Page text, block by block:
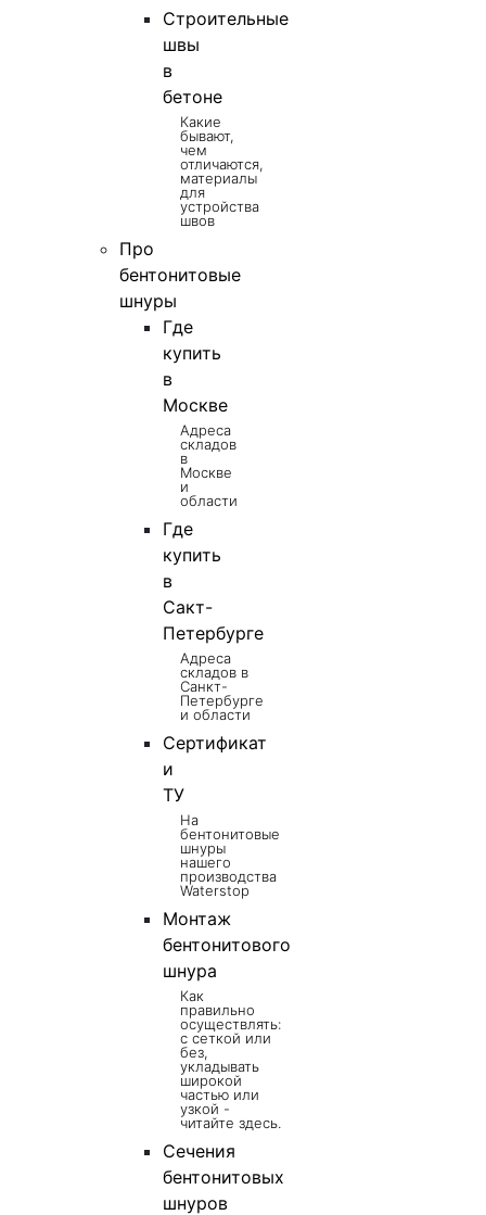
Строительные
швы
в
бетоне
Какие
бывают,
чем
отличаются,
материалы
для
устройства
швов
Про
бентонитовые
шнуры
Где
купить
в
Москве
Адреса
складов
в
Москве
и
области
Где
купить
в
Сакт-
Петербурге
Адреса
складов в
Санкт-
Петербурге
и области
Сертификат
и
ТУ
На
бентонитовые
шнуры
нашего
производства
Waterstop
Монтаж
бентонитового
шнура
Как
правильно
осуществлять:
с сеткой или
без,
укладывать
широкой
частью или
узкой -
читайте здесь.
Сечения
бентонитовых
шнуров